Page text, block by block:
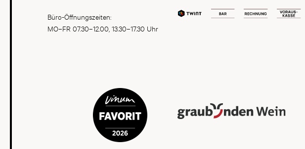
Büro-Öffnungszeiten:
MO–FR 07.30–12.00, 13.30–17.30 Uhr